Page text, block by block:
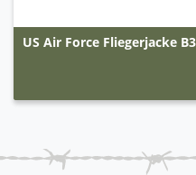
VANGUARD®-
Gepolsterte
100 % VIBRAM Sierra-
Wasserdicht und
US Air Force Fliegerjacke